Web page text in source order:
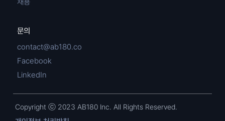
문의
contact@ab180.co
Facebook
LinkedIn
Copyright ⓒ 2023 AB180 Inc. All Rights Reserved.